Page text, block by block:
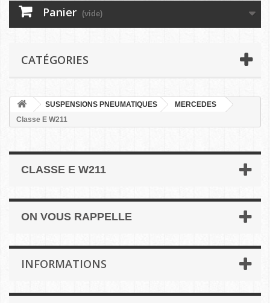
Panier (vide)
CATÉGORIES
SUSPENSIONS PNEUMATIQUES
MERCEDES
Classe E W211
CLASSE E W211
ON VOUS RAPPELLE
INFORMATIONS